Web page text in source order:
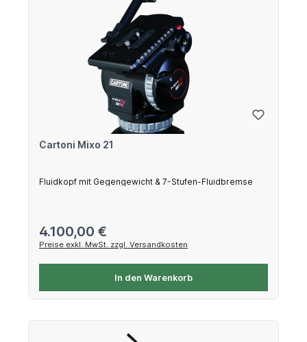
Cartoni Mixo 21
Fluidkopf mit Gegengewicht & 7-Stufen-Fluidbremse
Regulärer Preis:
4.100,00 €
Preise exkl. MwSt. zzgl. Versandkosten
In den Warenkorb